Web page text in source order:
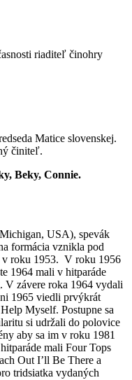
riaditeľ činohry
Matice slovenskej.
činiteľ.
Beky, Connie.
USA), spevák
formácia vznikla pod
v roku 1953. V roku 1956
1964 mali v hitparáde
V závere roka 1964 vydali
1965 viedli prvýkrát
Myself. Postupne sa
si udržali do polovice
aby sa im v roku 1981
mali Four Tops
Out I’ll Be There a
tridsiatka vydaných